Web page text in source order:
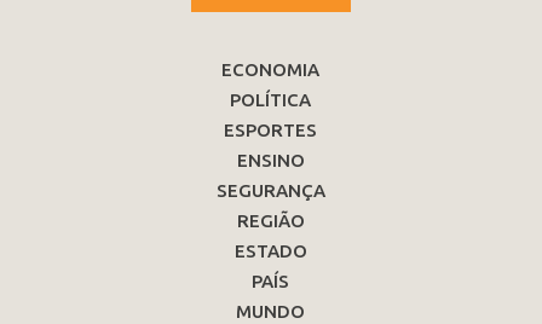
ECONOMIA
POLÍTICA
ESPORTES
ENSINO
SEGURANÇA
REGIÃO
ESTADO
PAÍS
MUNDO